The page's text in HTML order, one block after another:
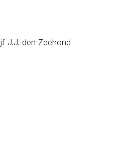
J.J. den Zeehond